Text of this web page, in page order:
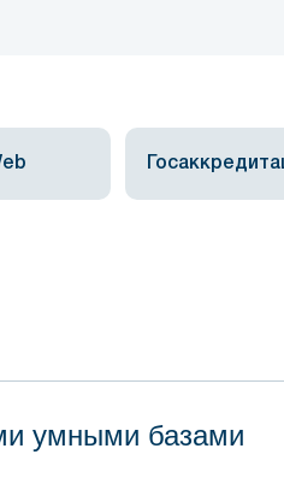
умными базами